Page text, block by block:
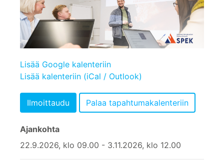
Lisää Google kalenteriin
Lisää kalenteriin (iCal / Outlook)
Ajankohta
22.9.2026, klo 09.00 - 3.11.2026, klo 12.00